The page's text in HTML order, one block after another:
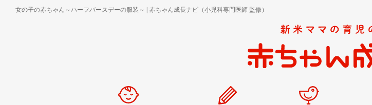
女の子の赤ちゃん～ハーフバースデーの服装～ 赤ちゃん成長ナビ（小児科専門医師 監修）